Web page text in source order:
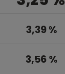
3,39 %
3,56 %